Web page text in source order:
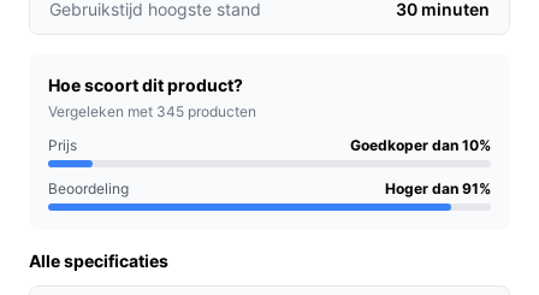
Voor welke doelgroep?
flexibiliteit zoeken. Denk aan gezinnen met jonge
kinderen, mensen met huisdieren die regelmatig
vlekken verwijderen, en gebruikers die een compacte
draadloze combinatie willen voor harde vloeren en
vloerkleden.
Praktische voordelen t.o.v. alternatieven
Gebruikstijd hoogste stand 30 minuten
Hoe scoort dit product?
Vergeleken met 345 producten
Prijs
Goedkoper dan 10%
Beoordeling Hoger dan 91%
Alle specificaties